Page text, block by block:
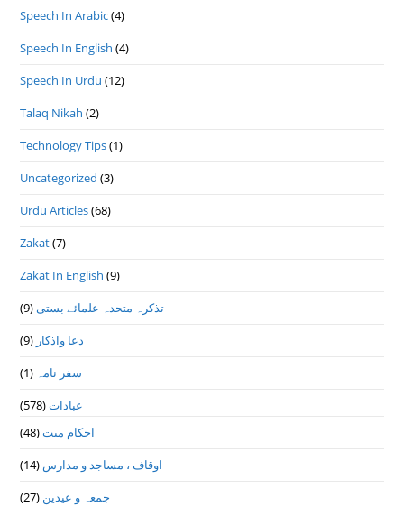
Speech In Arabic(4)
Speech In English (4)
Speech In Urdu (12)
Talaq Nikah (2)
Technology Tips(1)
Uncategorized (3)
Urdu Articles(68)
Zakat(7)
Zakat In English (9)
تذكرہ متحدہ علمائے بستى (9)
دعا واذكار (9)
سفر نامہ
(1)
عبادات(578)
احکام میت(48)
اوقاف ، مساجد و مدارس (14)
جمعہ و عیدین (27)